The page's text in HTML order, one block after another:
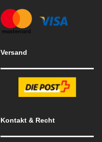
Versand
Kontakt & Recht